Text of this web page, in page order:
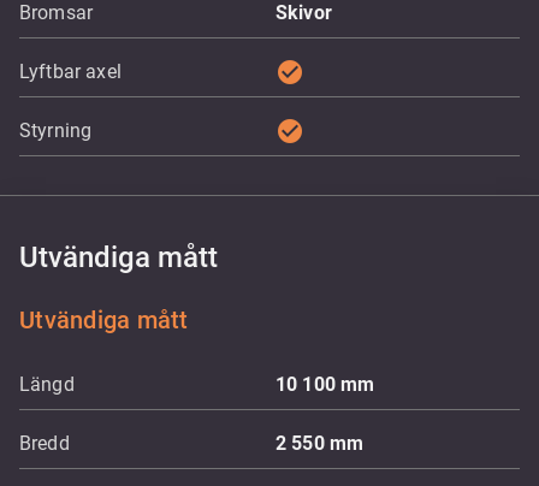
Bromsar Skivor
Lyftbar axel check_circle
Styrning check_circle
Utvändiga mått
Utvändiga mått
Längd 10 100mm
Bredd 2 550 mm